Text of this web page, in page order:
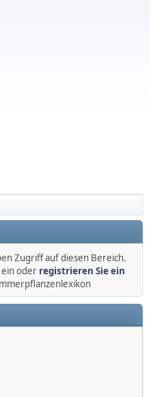
Zugriff auf diesen Bereich.
ein oder registrieren Sie ein